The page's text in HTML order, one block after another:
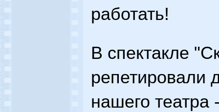
работать!
В спектакле
репетировали
нашего театра